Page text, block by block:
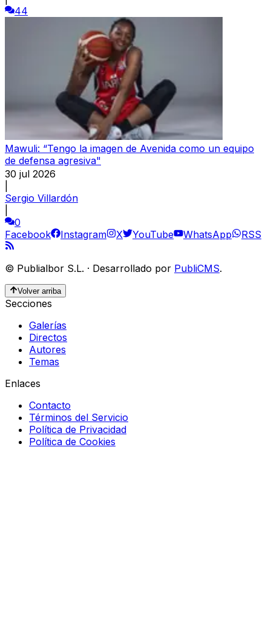
44
Mawuli: “Tengo la imagen de Avenida como un equipo
de defensa agresiva"
30 jul 2026
Sergio Villardón
0
Facebook
Instagram X YouTube WhatsApp RSS
© Publialbor S.L. · Desarrollado por PubliCMS.
Volver arriba
Secciones
Galerías
Directos
Autores
Temas
Enlaces
Contacto
Términos del Servicio
Política de Privacidad
Política de Cookies